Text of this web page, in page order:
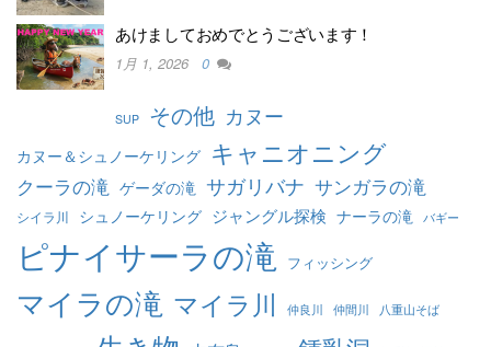
あけましておめでとうございます！
1月 1, 2026 0
SUP その他 カヌー
カヌー＆シュノーケリング キャニオニング
クーラの滝 ゲーダの滝 サガリバナ サンガラの滝
シイラ川 シュノーケリング ジャングル探検 ナーラの滝 バギー
ピナイサーラの滝 フィッシング
マイラの滝 マイラ川 仲良川 仲間川 八重山そば